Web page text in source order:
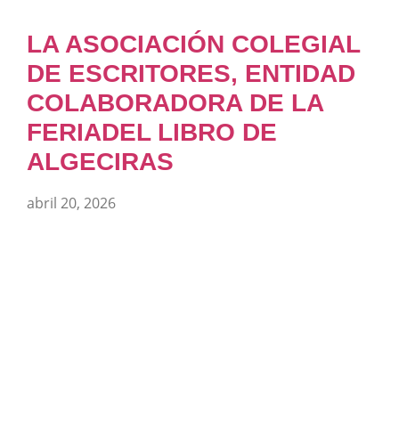
LA ASOCIACIÓN COLEGIAL
DE ESCRITORES, ENTIDAD
COLABORADORA DE LA
FERIADEL LIBRO DE
ALGECIRAS
abril 20, 2026